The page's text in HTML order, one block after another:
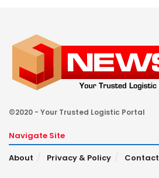
©2020 - Your Trusted Logistic Portal
Navigate Site
About
Privacy & Policy Contact